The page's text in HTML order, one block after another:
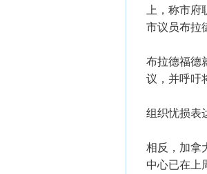
上，称市
市议员布拉
布拉德福德
议，并呼吁
组织忧损表
相反，加拿
中心已在上